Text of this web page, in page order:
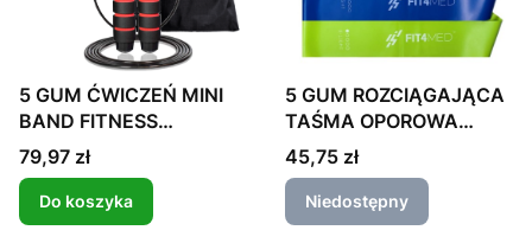
5 GUM ĆWICZEŃ MINI
BAND FITNESS
SKAKANKA BOKSERSKA
Cena
79,97 zł
Do koszyka
5 GUM ROZCIĄGAJĄCA
TAŚMA OPOROWA
ĆWICZEŃ MINIBAND
Cena
45,75 zł
Niedostępny